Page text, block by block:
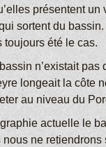
présentent
sortent du
toujours été le cas.
n’existait pas
longeait la côte
au niveau du
actuelle le
ne retiendrons